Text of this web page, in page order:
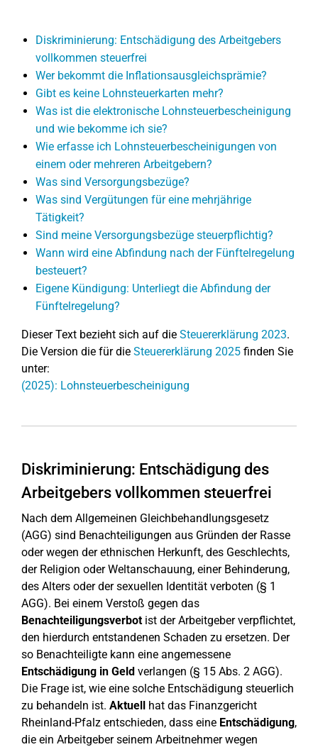
Diskriminierung: Entschädigung des Arbeitgebers
vollkommen steuerfrei
Wer bekommt die Inflationsausgleichsprämie?
Gibt es keine Lohnsteuerkarten mehr?
Was ist die elektronische Lohnsteuerbescheinigung
und wie bekomme ich sie?
Wie erfasse ich Lohnsteuerbescheinigungen von
einem oder mehreren Arbeitgebern?
Was sind Versorgungsbezüge?
Was sind Vergütungen für eine mehrjährige
Tätigkeit?
Sind meine Versorgungsbezüge steuerpflichtig?
Wann wird eine Abfindung nach der Fünftelregelung
besteuert?
Eigene Kündigung: Unterliegt die Abfindung der
Fünftelregelung?
Dieser Text bezieht sich auf die Steuererklärung 2023.
Die Version die für die Steuererklärung 2025 finden Sie
unter:
(2025): Lohnsteuerbescheinigung
Diskriminierung: Entschädigung des
Arbeitgebers vollkommen steuerfrei
Nach dem Allgemeinen Gleichbehandlungsgesetz
(AGG) sind Benachteiligungen aus Gründen der Rasse
oder wegen der ethnischen Herkunft, des Geschlechts,
der Religion oder Weltanschauung, einer Behinderung,
des Alters oder der sexuellen Identität verboten (§ 1
AGG). Bei einem Verstoß gegen das
Benachteiligungsverbotist der Arbeitgeber verpflichtet,
den hierdurch entstandenen Schaden zu ersetzen. Der
so Benachteiligte kann eine angemessene
Entschädigung in Geld verlangen (§ 15 Abs. 2 AGG).
Die Frage ist, wie eine solche Entschädigung steuerlich
zu behandeln ist. Aktuell hat das Finanzgericht
Rheinland-Pfalz entschieden, dass eine Entschädigung,
die ein Arbeitgeber seinem Arbeitnehmer wegen